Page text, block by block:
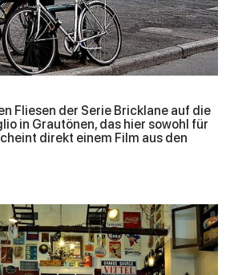
Fliesen der Serie Bricklane auf die